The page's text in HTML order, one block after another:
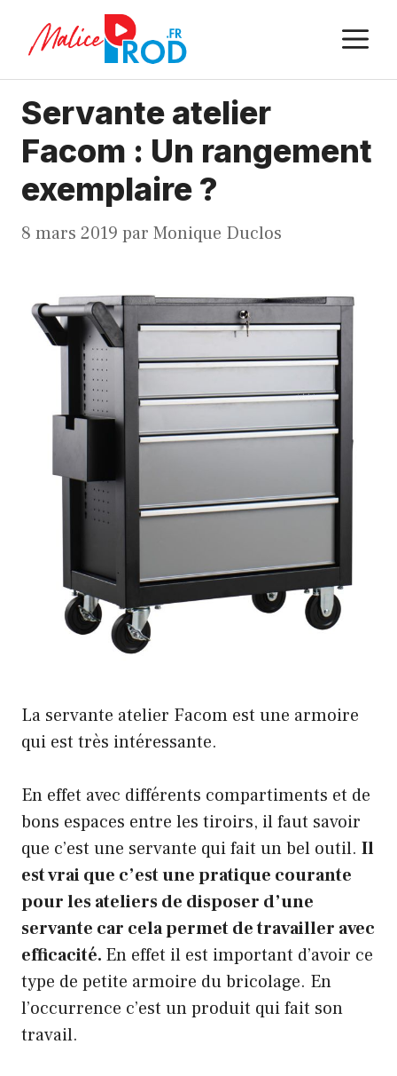
Servante atelier
Facom : Un rangement
exemplaire ?
8 mars 2019 par Monique Duclos
La servante atelier Facom est une armoire
qui est très intéressante.
En effet avec différents compartiments et de
bons espaces entre les tiroirs, il faut savoir
que c’est une servante qui fait un bel outil. Il
est vrai que c’est une pratique courante
pour les ateliers de disposer d’une
servante car cela permet de travailler avec
efficacité. En effet il est important d’avoir ce
type de petite armoire du bricolage. En
l’occurrence c’est un produit qui fait son
travail.